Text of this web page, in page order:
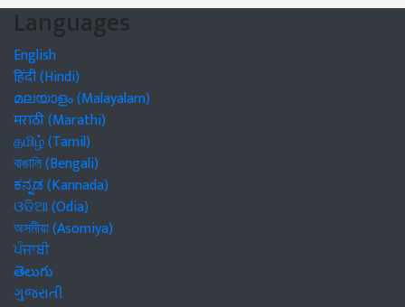
Languages
English
हिंदी (Hindi)
മലയാളം (Malayalam)
मराठी (Marathi)
தமிழ் (Tamil)
বাঙালি (Bengali)
ಕನ್ನಡ (Kannada)
ଓଡିଆ (Odia)
অসমীয়া (Asomiya)
ਪੰਜਾਬੀ
తెలుగు
ગુજરાતી